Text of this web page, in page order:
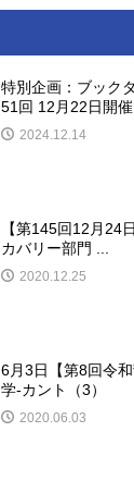
特別企画：ブック
51回 12月22日開催
2024.12.14
【第145回12月24
カバリー部門 ...
2020.12.25
6月3日【第8回令
学-カント（3）
2020.06.03